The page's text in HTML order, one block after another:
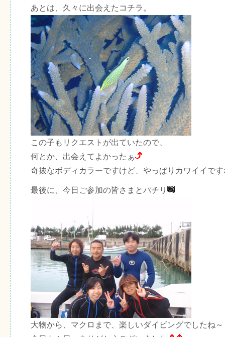
あとは、久々に出会えたコチラ。
この子もリクエストが出ていたので、
何とか、出会えてよかったぁ
奇抜なボディカラーですけど、やっぱりカワイイです
最後に、今日ご参加の皆さまとパチリ
大物から、マクロまで、楽しいダイビングでしたね